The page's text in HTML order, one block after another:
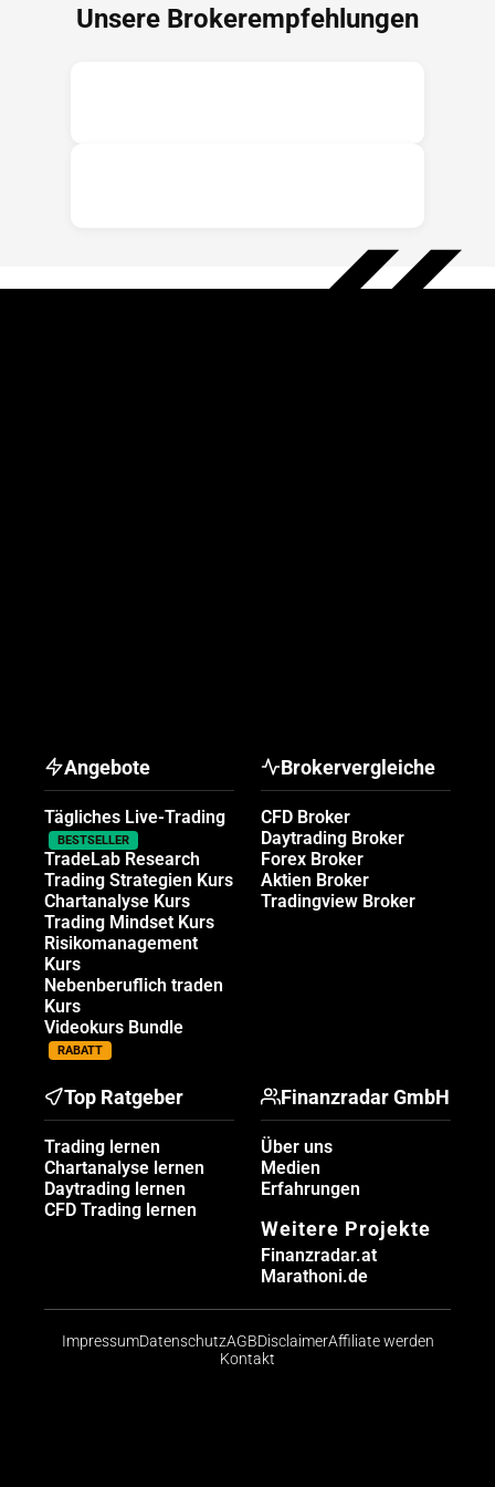
Unsere Brokerempfehlungen
Angebote
Tägliches Live-Trading
BESTSELLER
TradeLab Research
Trading Strategien Kurs
Chartanalyse Kurs
Trading Mindset Kurs
Risikomanagement
Kurs
Nebenberuflich traden
Kurs
Videokurs Bundle
RABATT
Brokervergleiche
CFD Broker
Daytrading Broker
Forex Broker
Aktien Broker
Tradingview Broker
Top Ratgeber
Trading lernen
Chartanalyse lernen
Daytrading lernen
CFD Trading lernen
Finanzradar GmbH
Über uns
Medien
Erfahrungen
Weitere Projekte
Finanzradar.at
Marathoni.de
ImpressumDatenschutzAGBDisclaimerAffiliate werden
Kontakt